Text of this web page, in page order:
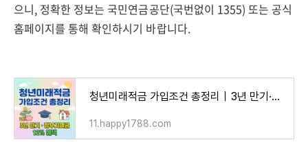
으니, 정확한 정보는 국민연금공단(국번없이 1355) 또는 공식
홈페이지를 통해 확인하시기 바랍니다.
청년미래적금 가입조건 총정리｜3년 만기·정부기여금 12% 혜택
11.happy1788.com